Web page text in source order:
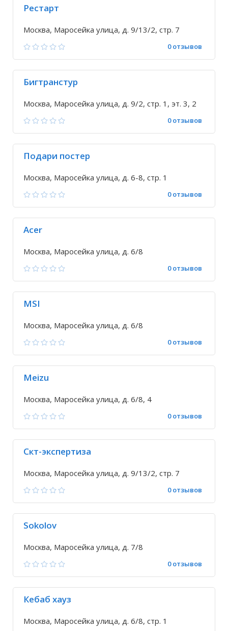
Рестарт
Москва, Маросейка улица, д. 9/13/2, стр. 7
0 отзывов
Бигтранстур
Москва, Маросейка улица, д. 9/2, стр. 1, эт. 3, 2
0 отзывов
Подари постер
Москва, Маросейка улица, д. 6-8, стр. 1
0 отзывов
Acer
Москва, Маросейка улица, д. 6/8
0 отзывов
MSI
Москва, Маросейка улица, д. 6/8
0 отзывов
Meizu
Москва, Маросейка улица, д. 6/8, 4
0 отзывов
Скт-экспертиза
Москва, Маросейка улица, д. 9/13/2, стр. 7
0 отзывов
Sokolov
Москва, Маросейка улица, д. 7/8
0 отзывов
Кебаб хауз
Москва, Маросейка улица, д. 6/8, стр. 1